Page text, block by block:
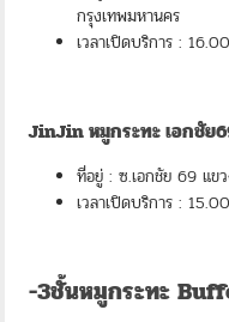
กรุงเทพมหานคร
เวลาเปิดบริการ :
JinJin หมูกระทะ เอกชัย
ที่อยู่ : ซ.เอกชัย 69 แข
เวลาเปิดบริการ :
-3ชั้นหมูกระทะ